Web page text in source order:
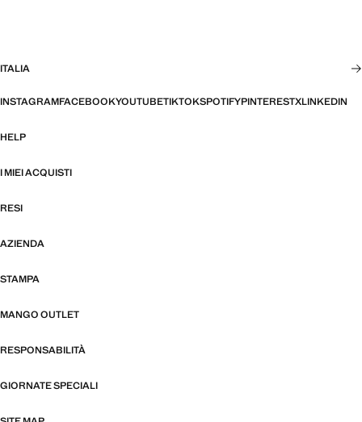
ITALIA
INSTAGRAMFACEBOOKYOUTUBETIKTOKSPOTIFYPINTERESTXLINKEDIN
HELP
I MIEI ACQUISTI
RESI
AZIENDA
STAMPA
MANGO OUTLET
RESPONSABILITÀ
GIORNATE SPECIALI